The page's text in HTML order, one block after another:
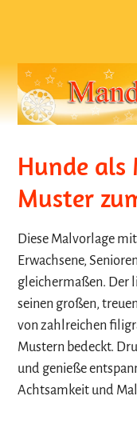
Hunde
Muster
Diese Malvorlage
Erwachsene,
gleichermaßen. Der
seinen großen,
von zahlreichen
Mustern bedeckt.
und genieße
Achtsamkeit und